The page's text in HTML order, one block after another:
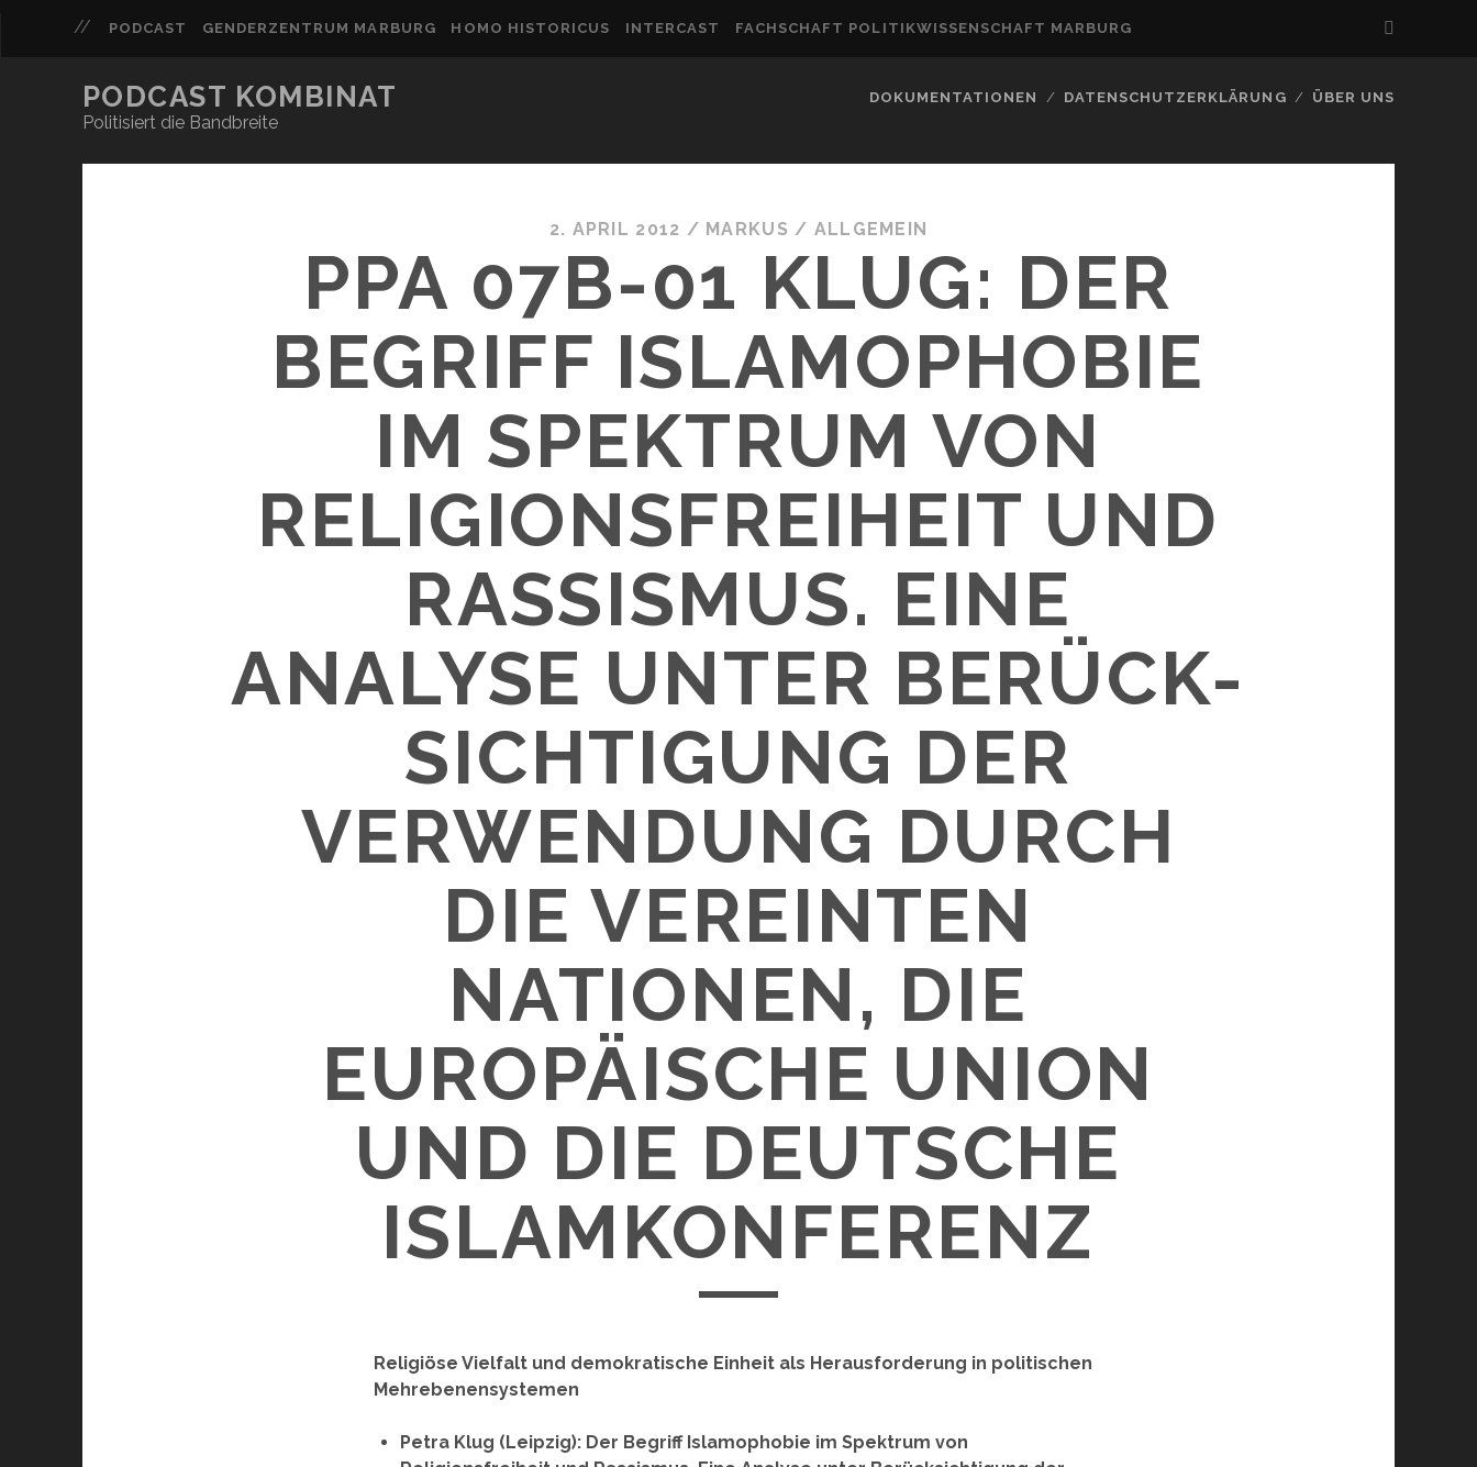
PODCAST GENDERZENTRUM MARBURG HOMO HISTORICUS INTERCAST FACHSCHAFT POLITIKWISSENSCHAFT MARBURG
PODCAST KOMBINAT
Politisiert die Bandbreite
DOKUMENTATIONEN DATENSCHUTZERKLÄRUNG ÜBER UNS
2. APRIL 2012 / MARKUS / ALLGEMEIN
PPA 07B-01 KLUG: DER
BEGRIFF ISLAMOPHOBIE
IM SPEKTRUM VON
RELIGIONSFREIHEIT UND
RASSISMUS. EINE
ANALYSE UNTER BERÜCK-
SICHTIGUNG DER
VERWENDUNG DURCH
DIE VEREINTEN
NATIONEN, DIE
EUROPÄISCHE UNION
UND DIE DEUTSCHE
ISLAMKONFERENZ
Religiöse Vielfalt und demokratische Einheit als Herausforderung in politischen
Mehrebenensystemen
Petra Klug (Leipzig): Der Begriff Islamophobie im Spektrum von